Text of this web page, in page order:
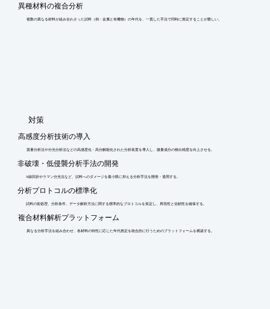
異種材料の複合分析
複数の異なる材料が組み合わさった試料（例：金属と有機物）の年代を、一貫した手法で同時に推定することが難しい。
​対策
高感度分析技術の導入
質量分析法や分光分析法などの高感度化・高分解能化された分析装置を導入し、微量成分の検出精度を向上させる。
非破壊・低侵襲分析手法の開発
X線回折やラマン分光法など、試料へのダメージを最小限に抑える分析手法を開発・適用する。
分析プロトコルの標準化
試料の前処理、分析条件、データ解析方法に関する標準的なプロトコルを策定し、再現性と信頼性を確保する。
複合材料解析プラットフォーム
異なる分析手法を組み合わせ、各材料の特性に応じた年代推定を統合的に行うためのプラットフォームを構築する。